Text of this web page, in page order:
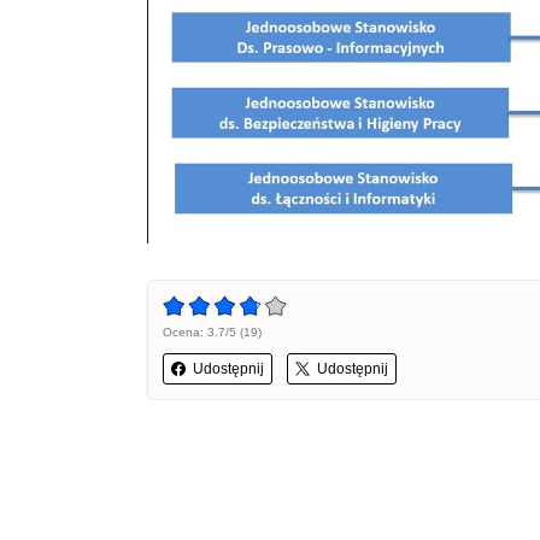
Ocena: 3.7/5 (19)
Udostępnij Udostępnij